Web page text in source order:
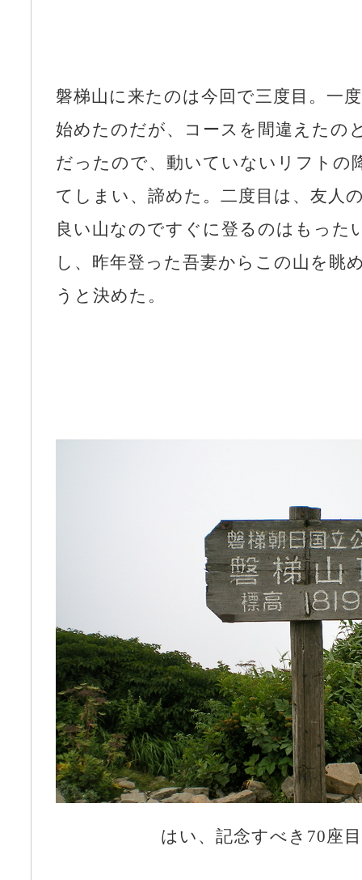
磐梯山に来たのは今回で三度目。一
始めたのだが、コースを間違えたの
だったので、動いていないリフトの
てしまい、諦めた。二度目は、友人
良い山なのですぐに登るのはもった
し、昨年登った吾妻からこの山を眺
うと決めた。
はい、記念すべき70座